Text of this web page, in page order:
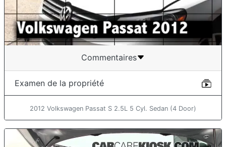
Commentaires
Examen de la propriété
2012 Volkswagen Passat S 2.5L 5 Cyl. Sedan (4 Door)